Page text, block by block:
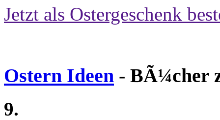
Jetzt als Ostergeschenk
Ostern Ideen - BÃ¼cher
9.